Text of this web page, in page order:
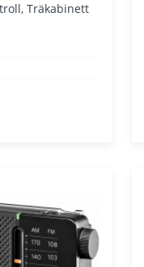
Träkabinett